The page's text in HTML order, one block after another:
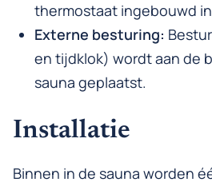
thermostaat ingebouwd
Externe besturing:
en tijdklok) wordt aan de
sauna geplaatst.
Installatie
Binnen in de sauna worden